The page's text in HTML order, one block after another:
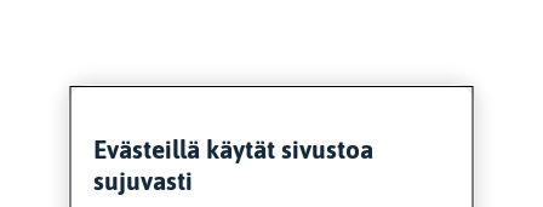
Evästeillä käytät sivustoa
sujuvasti